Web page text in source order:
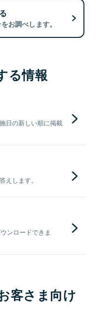
お調べします。
る情報
日の新しい順に掲載
えします。
ンロードできま
客さま向け